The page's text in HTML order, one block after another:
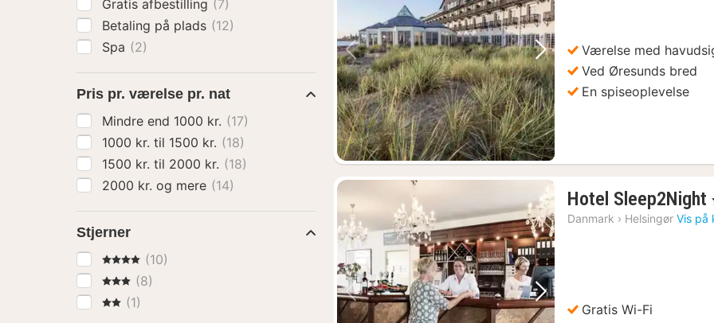
Forrige billede Næste billede
Værelse med
Ved Øresunds bred
En spiseoplevelse
Forrige billede Næste billede
Hotel Sleep2Night
Danmark › Helsingør Vis på
Gratis Wi-Fi
Gratis afbestilling (7)
Betaling på plads (12)
Spa (2)
Pris pr. værelse pr. nat
Mindre end 1000 kr. (17)
1000 kr. til 1500 kr. (18)
1500 kr. til 2000 kr. (18)
2000 kr. og mere (14)
Stjerner
4 Stjerner
(10)
3 Stjerner
(8)
2 Stjerner
(1)